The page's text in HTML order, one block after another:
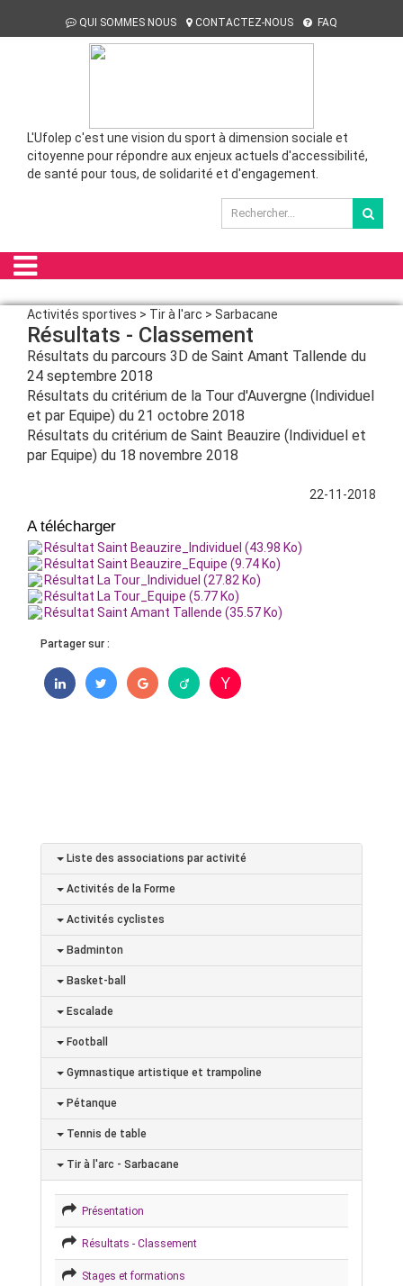
QUI SOMMES NOUS CONTACTEZ-NOUS FAQ
L'Ufolep c'est une vision du sport à dimension sociale et
citoyenne pour répondre aux enjeux actuels d'accessibilité,
de santé pour tous, de solidarité et d'engagement.
Activités sportives > Tir à l'arc > Sarbacane
Résultats - Classement
Résultats du parcours 3D de Saint Amant Tallende du
24 septembre 2018
Résultats du critérium de la Tour d'Auvergne (Individuel
et par Equipe) du 21 octobre 2018
Résultats du critérium de Saint Beauzire (Individuel et
par Equipe) du 18 novembre 2018
22-11-2018
A télécharger
Résultat Saint Beauzire_Individuel (43.98 Ko)
Résultat Saint Beauzire_Equipe (9.74 Ko)
Résultat La Tour_Individuel (27.82 Ko)
Résultat La Tour_Equipe (5.77 Ko)
Résultat Saint Amant Tallende (35.57 Ko)
Partager sur :
Liste des associations par activité
Activités de la Forme
Activités cyclistes
Badminton
Basket-ball
Escalade
Football
Gymnastique artistique et trampoline
Pétanque
Tennis de table
Tir à l'arc - Sarbacane
Présentation
Résultats - Classement
Stages et formations